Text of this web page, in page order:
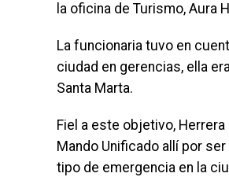
la oficina de Turismo, Aura
La funcionaria tuvo en
ciudad en gerencias, ella
Santa Marta.
Fiel a este objetivo,
Mando Unificado allí por
tipo de emergencia en la